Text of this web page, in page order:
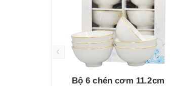
Bộ 6 chén cơm 11.2cm